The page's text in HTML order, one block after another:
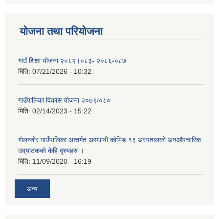
योजना तथा परियोजना
गाउँ शिक्षा योजना २०८२।०८३- २०८६-०८७
मिति: 07/21/2026 - 10:32
गाउँपालिका विकास योजना २०७९/०८०
मिति: 02/14/2023 - 15:22
गोलन्जोर गाउँपालिका अन्तर्गत अस्थायी कोभिड १९ अस्पतालको अनऔपचारिक
उद्‌घाटकको केहि दृश्यहरु ।
मिति: 11/09/2020 - 16:19
अन्य